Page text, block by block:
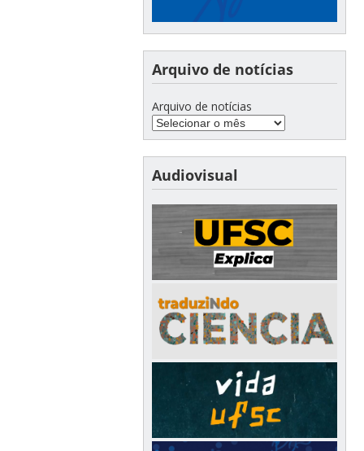
Arquivo de notícias
Arquivo de notícias
Audiovisual